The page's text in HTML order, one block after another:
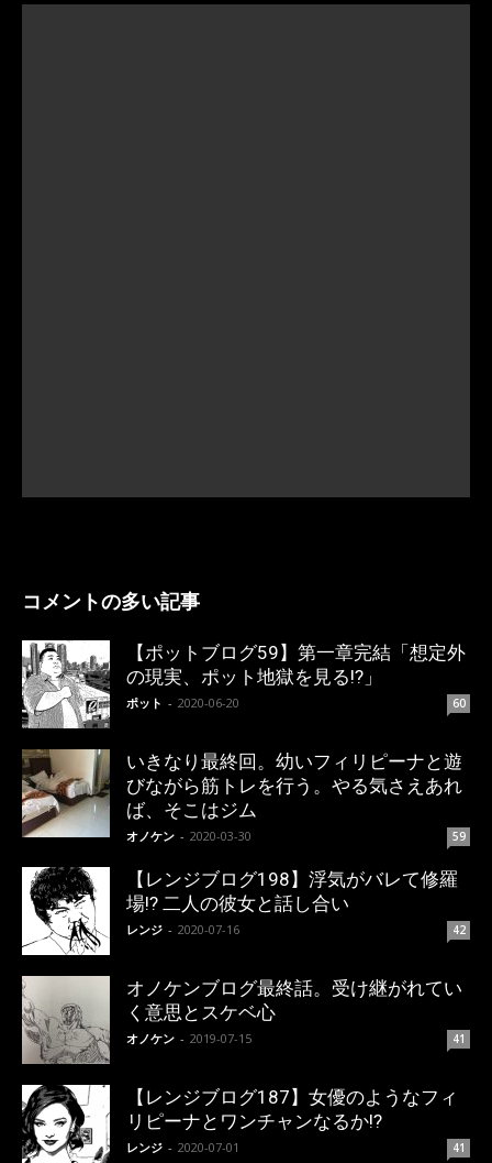
コメントの多い記事
【ポットブログ59】第一章完結「想定外
の現実、ポット地獄を見る!?」
ポット - 2020-06-20 60
いきなり最終回。幼いフィリピーナと遊
びながら筋トレを行う。やる気さえあれ
ば、そこはジム
オノケン - 2020-03-30 59
【レンジブログ198】浮気がバレて修羅
場!? 二人の彼女と話し合い
レンジ - 2020-07-16 42
オノケンブログ最終話。受け継がれてい
く意思とスケベ心
オノケン - 2019-07-15 41
【レンジブログ187】女優のようなフィ
リピーナとワンチャンなるか!?
レンジ - 2020-07-01 41